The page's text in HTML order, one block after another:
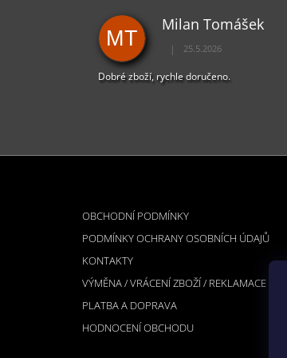
MT
Milan Tomášek
Hodnocení obchodu je 5 z
| 25.5.2026
Dobré zboží, rychle doručeno.
OBCHODNÍ PODMÍNKY
PODMÍNKY OCHRANY OSOBNÍCH ÚDAJŮ
KONTAKTY
VÝMĚNA / VRÁCENÍ ZBOŽÍ / REKLAMACE
PLATBA A DOPRAVA
HODNOCENÍ OBCHODU